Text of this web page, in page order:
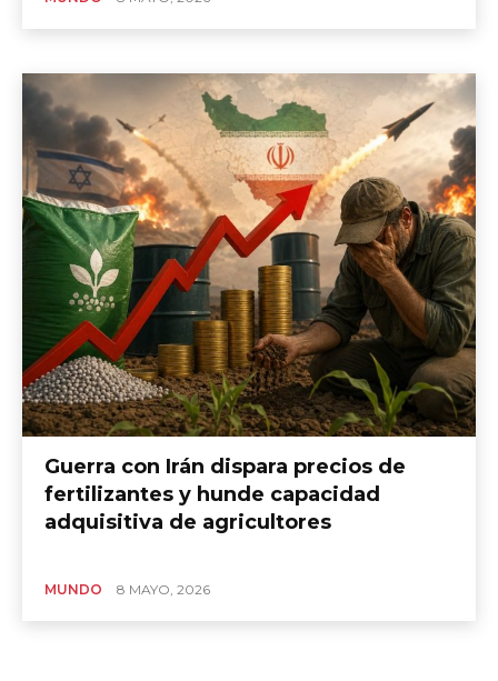
Guerra con Irán dispara precios de
fertilizantes y hunde capacidad
adquisitiva de agricultores
MUNDO 8 MAYO, 2026